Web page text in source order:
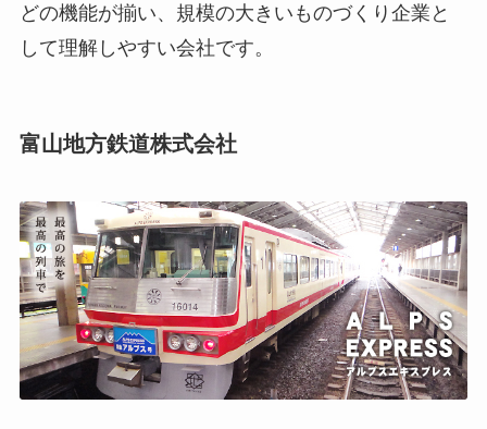
どの機能が揃い、規模の大きいものづくり企業と
して理解しやすい会社です。
富山地方鉄道株式会社